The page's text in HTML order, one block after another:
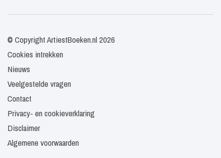
© Copyright ArtiestBoeken.nl 2026
Cookies intrekken
Nieuws
Veelgestelde vragen
Contact
Privacy- en cookieverklaring
Disclaimer
Algemene voorwaarden